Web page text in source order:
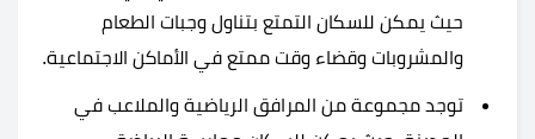
حيث يمكن للسكان التمتع بتناول وجبات الطعام
والمشروبات وقضاء وقت ممتع في الأماكن الاجتماعية.
توجد مجموعة من المرافق الرياضية والملاعب في